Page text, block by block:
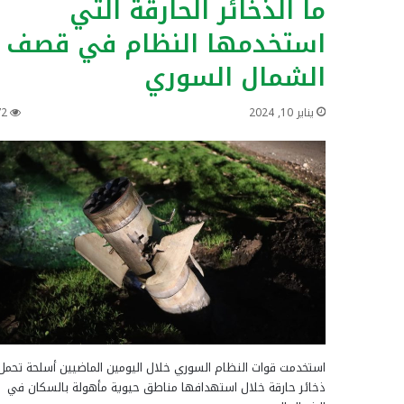
ما الذخائر الحارقة التي
استخدمها النظام في قصف
الشمال السوري
يناير 10, 2024
استخدمت قوات النظام السوري خلال اليومين الماضيين أسلحة
ذخائر حارقة خلال استهدافها مناطق حيوية مأهولة بالسكان في